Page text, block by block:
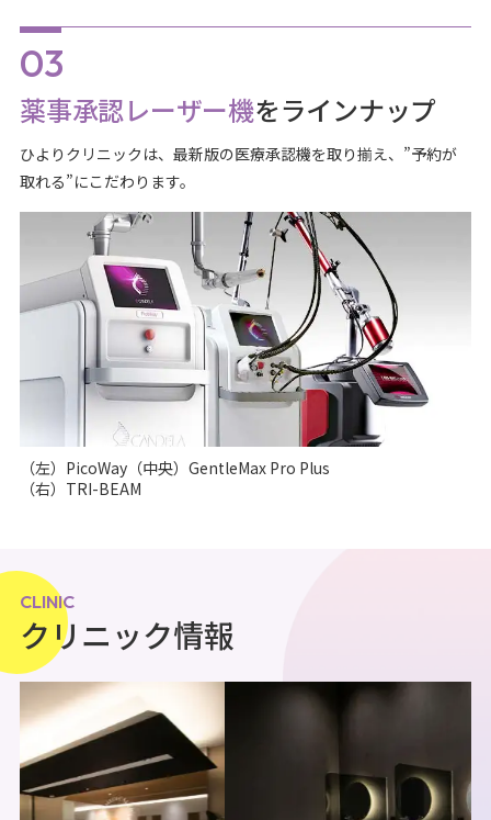
薬事承認レーザー機をラインナップ
ひよりクリニックは、最新版の医療承認機を取り揃え、”予約が
取れる”にこだわります。
（左）PicoWay（中央）GentleMax Pro Plus
（右）TRI-BEAM
CLINIC
クリニック情報